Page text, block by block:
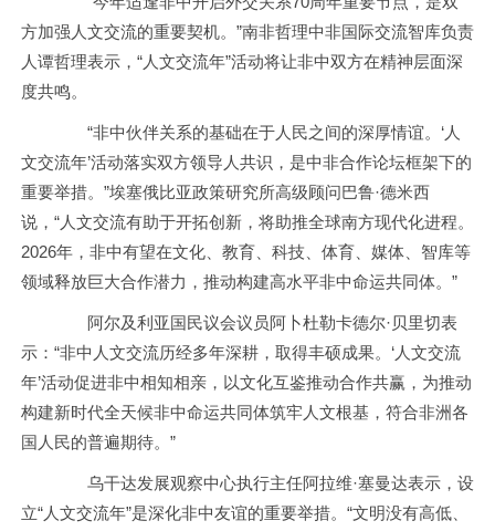
方加强人文交流的重要契机。”南非哲理中非国际交流智库负责
人谭哲理表示，“人文交流年”活动将让非中双方在精神层面深
度共鸣。
“非中伙伴关系的基础在于人民之间的深厚情谊。‘人
文交流年’活动落实双方领导人共识，是中非合作论坛框架下的
重要举措。”埃塞俄比亚政策研究所高级顾问巴鲁·德米西
说，“人文交流有助于开拓创新，将助推全球南方现代化进程。
2026年，非中有望在文化、教育、科技、体育、媒体、智库等
领域释放巨大合作潜力，推动构建高水平非中命运共同体。”
阿尔及利亚国民议会议员阿卜杜勒卡德尔·贝里切表
示：“非中人文交流历经多年深耕，取得丰硕成果。‘人文交流
年’活动促进非中相知相亲，以文化互鉴推动合作共赢，为推动
构建新时代全天候非中命运共同体筑牢人文根基，符合非洲各
国人民的普遍期待。”
乌干达发展观察中心执行主任阿拉维·塞曼达表示，设
立“人文交流年”是深化非中友谊的重要举措。“文明没有高低、